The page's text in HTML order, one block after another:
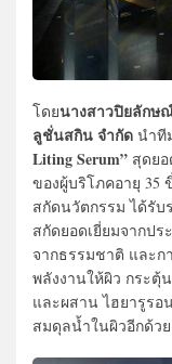
โดยนางสาวปิยลักษ
ลูชั่นสกิน จำกัด นำที
Liting Serum” สุดย
ของผู้บริโภคอายุ 35
สกัดนวัตกรรม ได้รับร
สกัดยอดเยี่ยมจากป
จากธรรมชาติ และก
พลังงานให้ผิว กระตุ้น
และผสาน ไฮยารูร
สมดุลน้ำในผิวอีกด้วย